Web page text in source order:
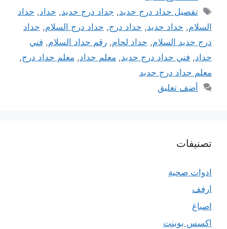
الوسوم
تفصيل حداد درج حديد, جداد درج حديد, حداد, حداد
السلام, حداد حديد, حداد درج, حداد درج السلام, حداد
درج حديد السلام, حداد لحام, رقم حداد السلام, فني
حداد, فني حداد درج حديد, معلم حداد, معلم حداد درج,
معلم حداد درج حديد
أضف تعليق
تصنيفات
ادوات صحية
ارفف
اصباغ
اكسس بوينت